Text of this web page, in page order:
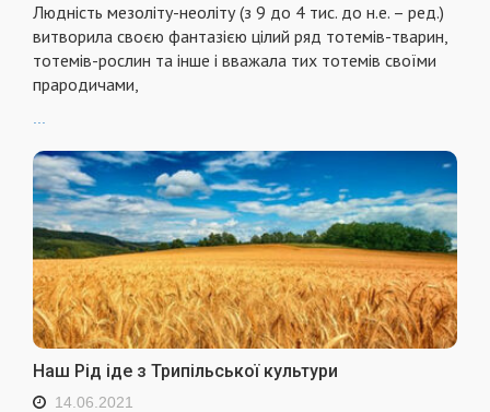
Людність мезоліту-неоліту (з 9 до 4 тис. до н.е. – ред.)
витворила своєю фантазією цілий ряд тотемів-тварин,
тотемів-рослин та інше і вважала тих тотемів своїми
прародичами,
...
Наш Рід іде з Трипільської культури
14.06.2021